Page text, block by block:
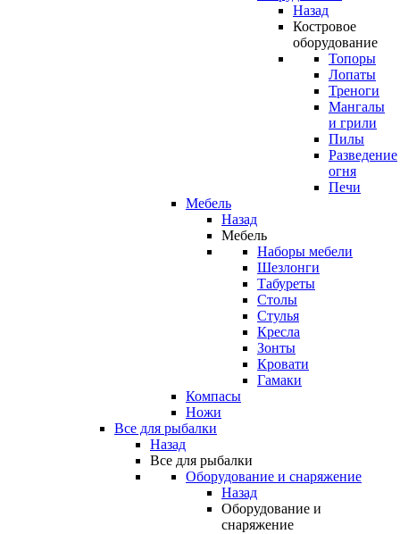
Назад
Костровое
оборудование
Топоры
Лопаты
Треноги
Мангалы
и грили
Пилы
Разведение
огня
Печи
Мебель
Назад
Мебель
Наборы мебели
Шезлонги
Табуреты
Столы
Стулья
Кресла
Зонты
Кровати
Гамаки
Компасы
Ножи
Все для рыбалки
Назад
Все для рыбалки
Оборудование и снаряжение
Назад
Оборудование и
снаряжение